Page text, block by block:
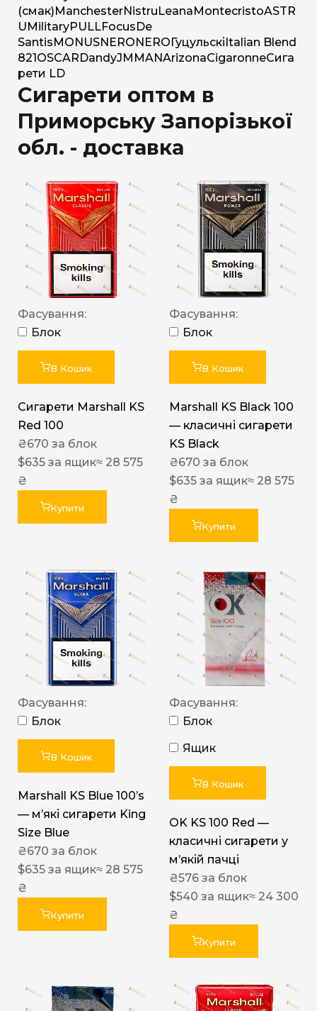
(смак) ManchesterNistru Leana MontecristoASTR
U MilitaryPULLFocus De
Santis MONUSNERO NERO Гуцульскі Italian Blend
821 OSCAR DandyJM MANArizonaCigaronneСига
рети LD
Сигарети оптом в
Приморську Запорізької
обл. - доставка
Фасування:
Блок
В Кошик
Сигарети Marshall KS
Red 100
₴670 за блок
$635 за ящик≈ 28 575
₴
Купити
Фасування:
Блок
В Кошик
Marshall KS Black 100
— класичні сигарети
KS Black
₴670 за блок
$635 за ящик≈ 28 575
₴
Купити
Фасування:
Блок
В Кошик
Marshall KS Blue 100’s
— м’які сигарети King
Size Blue
₴670 за блок
$635 за ящик≈ 28 575
₴
Купити
Фасування:
Блок
Ящик
В Кошик
OK KS 100 Red —
класичні сигарети у
м’якій пачці
₴576 за блок
$540 за ящик≈ 24 300
₴
Купити